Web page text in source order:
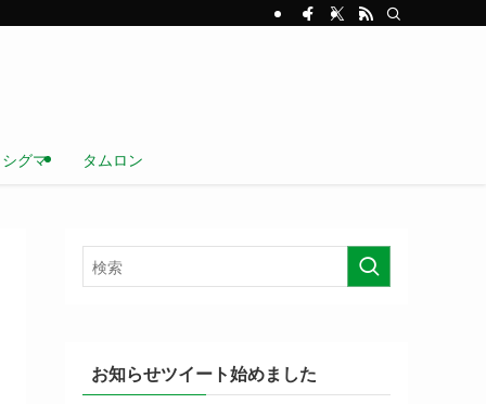
シグマ タムロン
お知らせツイート始めました